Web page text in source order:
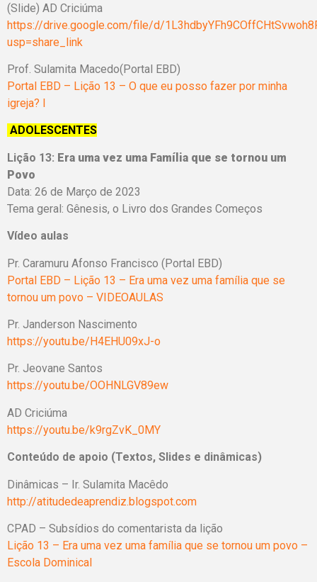
(Slide) AD Criciúma
https://drive.google.com/file/d/
usp=share_link
Prof. Sulamita Macedo(Portal EBD)
Portal EBD – Lição 13 – O que eu posso fazer por minha
igreja? I
ADOLESCENTES
Lição 13: Era uma vez uma Família que se tornou um
Povo
Data: 26 de Março de 2023
Tema geral: Gênesis, o Livro dos Grandes Começos
Vídeo aulas
Pr. Caramuru Afonso Francisco (Portal EBD)
Portal EBD – Lição 13 – Era uma vez uma família que se
tornou um povo – VIDEOAULAS
Pr. Janderson Nascimento
https://youtu.be/H4EHU09xJ-o
Pr. Jeovane Santos
https://youtu.be/OOHNLGV89ew
AD Criciúma
https://youtu.be/k9rgZvK_0MY
Conteúdo de apoio (Textos, Slides e dinâmicas)
Dinâmicas – Ir. Sulamita Macêdo
http://atitudedeaprendiz.blogspot.com
CPAD – Subsídios do comentarista da lição
Lição 13 – Era uma vez uma família que se tornou um povo –
Escola Dominical